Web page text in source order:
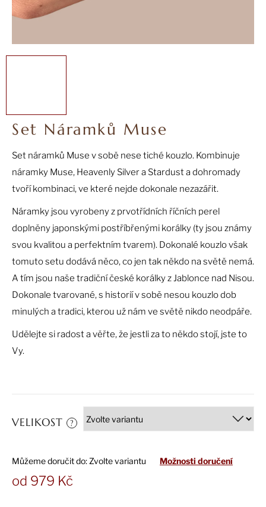
Set Náramků Muse
Set náramků Muse v sobě nese tiché kouzlo. Kombinuje
náramky Muse, Heavenly Silver a Stardust a dohromady
tvoří kombinaci, ve které nejde dokonale nezazářit.
Náramky jsou vyrobeny z prvotřídních říčních perel
doplněny japonskými postříbřenými korálky (ty jsou známy
svou kvalitou a perfektním tvarem). Dokonalé kouzlo však
tomuto setu dodává něco, co jen tak někdo na světě nemá.
A tím jsou naše tradiční české korálky z Jablonce nad Nisou.
Dokonale tvarované, s historií v sobě nesou kouzlo dob
minulých a tradici, kterou už nám ve světě nikdo neodpáře.
Udělejte si radost a věřte, že jestli za to někdo stojí, jste to
Vy.
VELIKOST ?
Můžeme doručit do: Zvolte variantu Možnosti doručení
od 979 Kč
a
t
HLEDAT
D
p
o
u
u
e
e